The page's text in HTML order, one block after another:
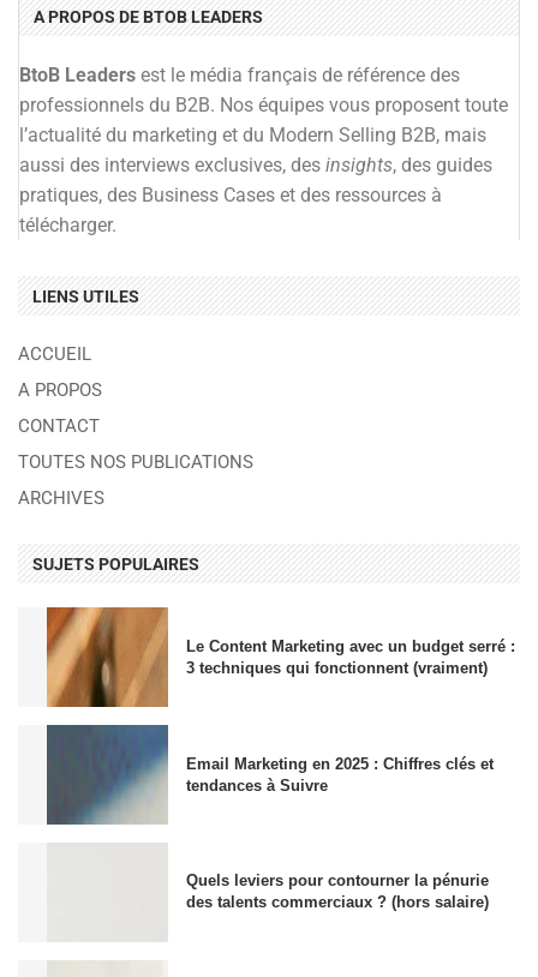
A PROPOS DE BTOB LEADERS
BtoB Leaders est le média français de référence des
professionnels du B2B. Nos équipes vous proposent toute
l’actualité du marketing et du Modern Selling B2B, mais
aussi des interviews exclusives, des insights, des guides
pratiques, des Business Cases et des ressources à
télécharger.
LIENS UTILES
ACCUEIL
A PROPOS
CONTACT
TOUTES NOS PUBLICATIONS
ARCHIVES
SUJETS POPULAIRES
Le Content Marketing avec un budget serré :
3 techniques qui fonctionnent (vraiment)
Email Marketing en 2025 : Chiffres clés et
tendances à Suivre
Quels leviers pour contourner la pénurie
des talents commerciaux ? (hors salaire)